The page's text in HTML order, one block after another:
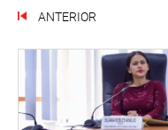
ANTERIOR